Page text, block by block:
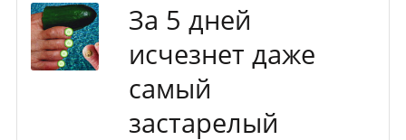
За 5 дней
исчезнет даже
самый
застарелый